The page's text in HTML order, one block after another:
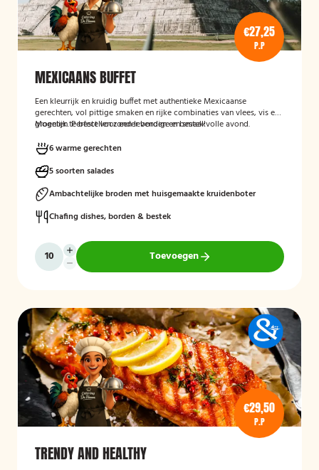
€27,25
P.P
MEXICAANS BUFFET
Een kleurrijk en kruidig buffet met authentieke Mexicaanse
gerechten, vol pittige smaken en rijke combinaties van vlees, vis en
groenten. Perfect voor een levendige en smaakvolle avond.
Mogelijk te bestellen zonder borden en bestek!
6 warme gerechten
5 soorten salades
Ambachtelijke broden met huisgemaakte kruidenboter
Chafing dishes, borden & bestek
Toevoegen
€29,50
P.P
TRENDY AND HEALTHY